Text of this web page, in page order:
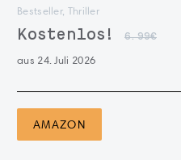
Bestseller, Thriller
Kostenlos! 6.99€
aus 24. Juli 2026
AMAZON